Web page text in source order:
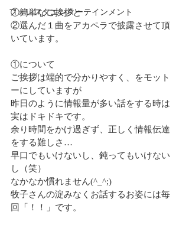
フォレスタエンターテインメント
①簡単なご挨拶と
②選んだ１曲をアカペラで披露させて頂
いています。
①について
ご挨拶は端的で分かりやすく、をモット
ーにしていますが
昨日のように情報量が多い話をする時は
実はドキドキです。
余り時間をかけ過ぎず、正しく情報伝達
をする難しさ…
早口でもいけないし、鈍ってもいけない
し（笑）
なかなか慣れません(^_^;)
牧子さんの淀みなくお話するお姿には毎
回「！！」です。